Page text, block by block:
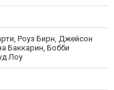
Роуз Бирн, Джейсон
Баккарин, Бобби
Лоу